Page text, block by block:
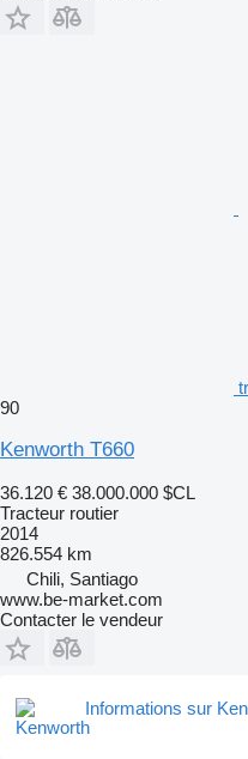
90
Kenworth T660
36.120 € 38.000.000 $CL
Tracteur routier
2014
826.554 km
Chili, Santiago
www.be-market.com
Contacter le vendeur
Informations sur